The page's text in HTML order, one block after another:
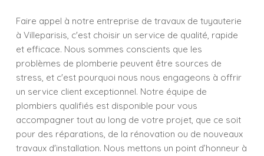
Faire appel à notre entreprise de travaux de tuyauterie
à Villeparisis, c'est choisir un service de qualité, rapide
et efficace. Nous sommes conscients que les
problèmes de plomberie peuvent être sources de
stress, et c'est pourquoi nous nous engageons à offrir
un service client exceptionnel. Notre équipe de
plombiers qualifiés est disponible pour vous
accompagner tout au long de votre projet, que ce soit
pour des réparations, de la rénovation ou de nouveaux
travaux d'installation. Nous mettons un point d’honneur à